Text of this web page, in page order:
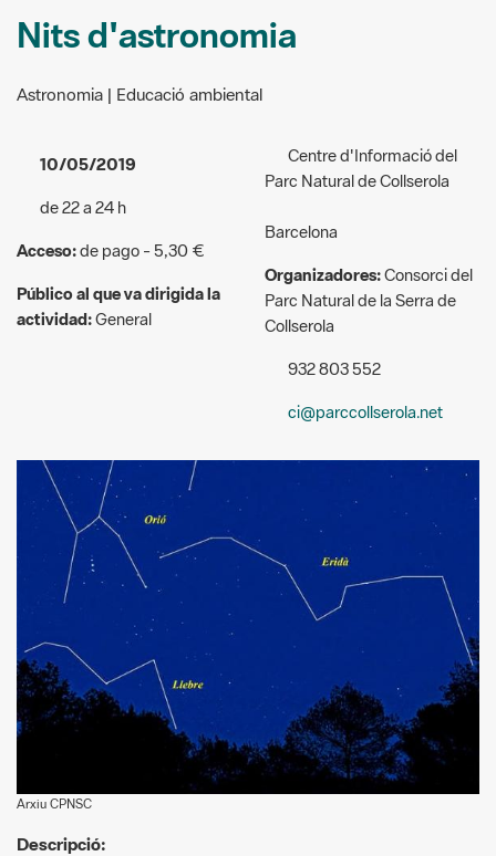
Nits d'astronomia
Astronomia | Educació ambiental
10/05/2019
de 22 a 24 h
Acceso:de pago - 5,30 €
Público al que va dirigida la
actividad:General
Centre d'Informació del
Parc Natural de Collserola
Barcelona
Organizadores:Consorci del
Parc Natural de la Serra de
Collserola
932 803 552
ci@parccollserola.net
Arxiu CPNSC
Descripció: